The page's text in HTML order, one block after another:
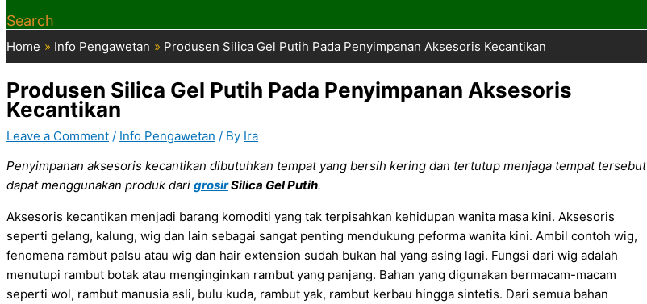
Search
Home Info Pengawetan Produsen Silica Gel Putih Pada Penyimpanan Aksesoris Kecantikan
Produsen Silica Gel Putih Pada Penyimpanan Aksesoris
Kecantikan
Leave a Comment / Info Pengawetan / By Ira
Penyimpanan aksesoris kecantikan dibutuhkan tempat yang bersih kering dan tertutup menjaga tempat tersebut
dapat menggunakan produk dari grosirSilica Gel Putih.
Aksesoris kecantikan menjadi barang komoditi yang tak terpisahkan kehidupan wanita masa kini. Aksesoris
seperti gelang, kalung, wig dan lain sebagai sangat penting mendukung peforma wanita kini. Ambil contoh wig,
fenomena rambut palsu atau wig dan hair extension sudah bukan hal yang asing lagi. Fungsi dari wig adalah
menutupi rambut botak atau menginginkan rambut yang panjang. Bahan yang digunakan bermacam-macam
seperti wol, rambut manusia asli, bulu kuda, rambut yak, rambut kerbau hingga sintetis. Dari semua bahan